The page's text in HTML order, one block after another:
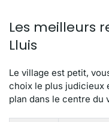
Les meilleurs
Lluis
Le village est petit,
choix le plus judicieux
plan dans le centre du